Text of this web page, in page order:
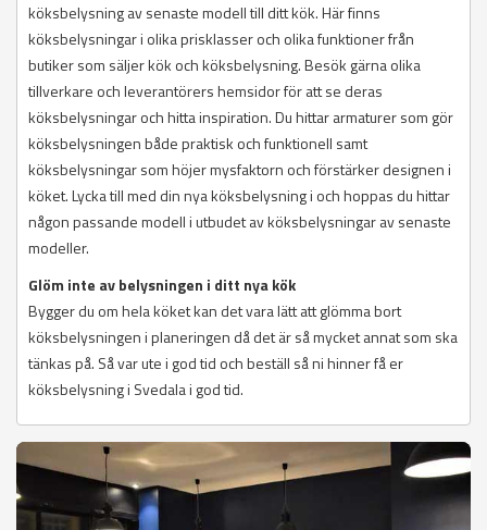
köksbelysning av senaste modell till ditt kök. Här finns
köksbelysningar i olika prisklasser och olika funktioner från
butiker som säljer kök och köksbelysning. Besök gärna olika
tillverkare och leverantörers hemsidor för att se deras
köksbelysningar och hitta inspiration. Du hittar armaturer som gör
köksbelysningen både praktisk och funktionell samt
köksbelysningar som höjer mysfaktorn och förstärker designen i
köket. Lycka till med din nya köksbelysning i och hoppas du hittar
någon passande modell i utbudet av köksbelysningar av senaste
modeller.
Glöm inte av belysningen i ditt nya kök
Bygger du om hela köket kan det vara lätt att glömma bort
köksbelysningen i planeringen då det är så mycket annat som ska
tänkas på. Så var ute i god tid och beställ så ni hinner få er
köksbelysning i Svedala i god tid.